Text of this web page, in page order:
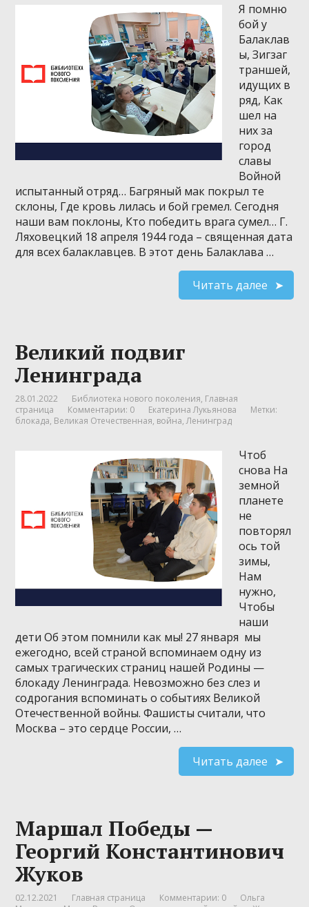
Я помню
бой у
Балаклав
ы, Зигзаг
траншей,
идущих в
ряд, Как
шел на
них за
город
славы
Войной
испытанный отряд… Багряный мак покрыл те
склоны, Где кровь лилась и бой гремел. Сегодня
наши вам поклоны, Кто победить врага сумел… Г.
Ляховецкий 18 апреля 1944 года – священная дата
для всех балаклавцев. В этот день Балаклава …
Читать далее
Великий подвиг
Ленинграда
28.01.2022 Библиотека нового поколения, Главная
страница
Комментарии: 0 Екатерина Лукьянова
Метки:
блокада, Великая Отечественная, война,Ленинград
Чтоб
снова На
земной
планете
не
повторял
ось той
зимы,
Нам
нужно,
Чтобы
наши
дети Об этом помнили как мы! 27 января мы
ежегодно, всей страной вспоминаем одну из
самых трагических страниц нашей Родины —
блокаду Ленинграда. Невозможно без слез и
содрогания вспоминать о событиях Великой
Отечественной войны. Фашисты считали, что
Москва – это сердце России, …
Читать далее
Маршал Победы —
Георгий Константинович
Жуков
02.12.2021 Главная страница Комментарии: 0
Ольга